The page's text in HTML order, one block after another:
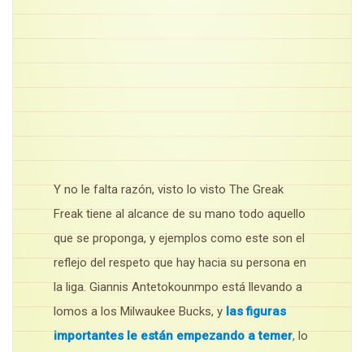
Y no le falta razón, visto lo visto The Greak
Freak tiene al alcance de su mano todo aquello
que se proponga, y ejemplos como este son el
reflejo del respeto que hay hacia su persona en
la liga. Giannis Antetokounmpo está llevando a
lomos a los Milwaukee Bucks, y las figuras
importantes le están empezando a temer, lo